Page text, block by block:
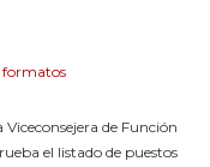
formatos
Viceconsejera de Función
el listado de puestos